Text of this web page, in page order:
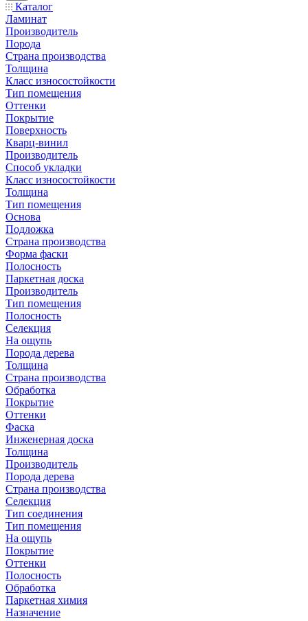
Каталог
Ламинат
Производитель
Порода
Страна производства
Толщина
Класс износостойкости
Тип помещения
Оттенки
Покрытие
Поверхность
Кварц-винил
Производитель
Способ укладки
Класс износостойкости
Толщина
Тип помещения
Основа
Подложка
Страна производства
Форма фаски
Полосность
Паркетная доска
Производитель
Тип помещения
Полосность
Селекция
На ощупь
Порода дерева
Толщина
Страна производства
Обработка
Покрытие
Оттенки
Фаска
Инженерная доска
Толщина
Производитель
Порода дерева
Страна производства
Селекция
Тип соединения
Тип помещения
На ощупь
Покрытие
Оттенки
Полосность
Обработка
Паркетная химия
Назначение